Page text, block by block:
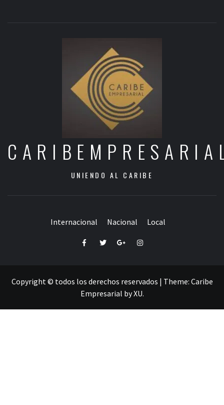
UNIENDO AL CARIBE
Internacional Nacional Local
FacebookTwitterGoogle+Instagram
Copyright © todos los derechos reservados | Theme: Caribe
Empresarial byXU.